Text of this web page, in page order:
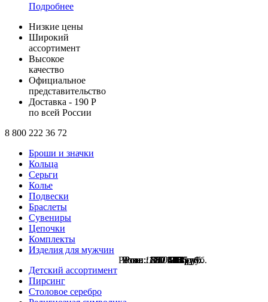
Розн.:1250 938руб.
Розн.:880 458руб.
Розн.:550 413руб.
Розн.:880 660руб.
Розн.:1450 754руб.
Розн.:1780 1 335руб.
Розн.:700 525руб.
Подробнее
Низкие цены
Широкий
ассортимент
Высокое
качество
Официальное
представительство
Доставка - 190 Р
по всей России
8 800 222 36 72
Броши и значки
Кольца
Серьги
Колье
Подвески
Браслеты
Сувениры
Цепочки
Комплекты
Изделия для мужчин
Детский ассортимент
Пирсинг
Столовое серебро